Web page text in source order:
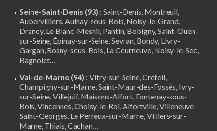
Seine-Saint-Denis (93) : Saint-Denis, Montreuil,
Aubervilliers, Aulnay-sous-Bois, Noisy-le-Grand,
Drancy, Le Blanc-Mesnil, Pantin, Bobigny, Saint-Ouen-
sur-Seine, Épinay-sur-Seine, Sevran, Bondy, Livry-
Gargan, Rosny-sous-Bois, La Courneuve, Noisy-le-Sec,
Bagnolet…
Val-de-Marne (94) : Vitry-sur-Seine,Créteil,
Champigny-sur-Marne, Saint-Maur-des-Fossés, Ivry-
sur-Seine, Villejuif, Maisons-Alfort, Fontenay-sous-
Bois,Vincennes, Choisy-le-Roi, Alfortville, Villeneuve-
Saint-Georges, Le Perreux-sur-Marne, Villiers-sur-
Marne, Thiais, Cachan…